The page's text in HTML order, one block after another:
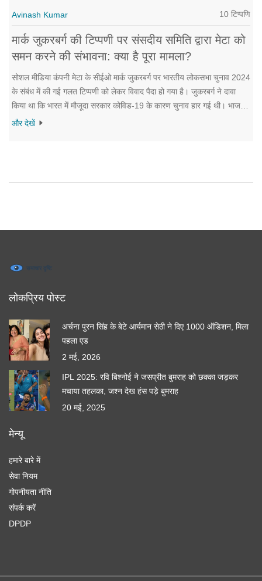
Avinash Kumar 10 टिप्पणि
मार्क जुकरबर्ग की टिप्पणी पर संसदीय समिति द्वारा मेटा को
समन करने की संभावना: क्या है पूरा मामला?
सोशल मीडिया कंपनी मेटा के सीईओ मार्क जुकरबर्ग पर भारतीय लोकसभा चुनाव 2024
के संबंध में की गई गलत टिप्पणी को लेकर विवाद पैदा हो गया है। जुकरबर्ग ने दावा
किया था कि भारत में मौजूदा सरकार कोविड-19 के कारण चुनाव हार गई थी। भाजपा
सांसद निशिकांत दुबे के नेतृत्व वाली संसदीय समिति इस पर मेटा को समन भेज सकती
और देखें
लोकप्रिय पोस्ट
अर्चना पुरन सिंह के बेटे आर्यमान सेठी ने दिए 1000 ऑडिशन, मिला
पहला एड
2 मई, 2026
IPL 2025: रवि बिश्नोई ने जसप्रीत बुमराह को छक्का जड़कर
मचाया तहलका, जश्न देख हंस पड़े बुमराह
20 मई, 2025
मेन्यू
हमारे बारे में
सेवा नियम
गोपनीयता नीति
संपर्क करें
DPDP